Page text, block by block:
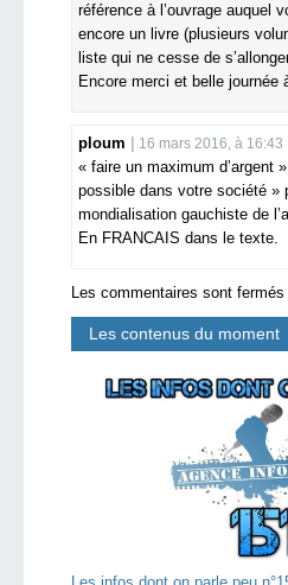
référence à l’ouvrage auquel
encore un livre (plusieurs
liste qui ne cesse de
Encore merci et belle journée
ploum 16 mars 2016, à 16:43
« faire un maximum d’argent
possible dans votre société »
mondialisation gauchiste de
En FRANCAIS dans le texte.
Les commentaires sont fermés
Les contenus du moment